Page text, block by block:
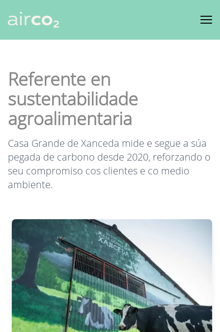
Clientes
Recursos
Marketplace
FEDER
ES EN PT GL
Referente en
sustentabilidade
agroalimentaria
Casa Grande de Xanceda mide e segue a súa
pegada de carbono desde 2020, reforzando o
seu compromiso cos clientes e co medio
ambiente.